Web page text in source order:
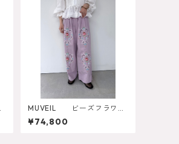
MUVEIL ビーズフラワー
刺繍パンツ
¥74,800